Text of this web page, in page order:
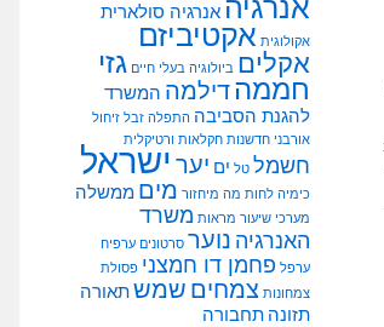
אנרגיה אנרגיה סולארית
אקולוגית אקטיביזם
אקלים ביולוגיה בעלי חיים גזי
חממהדילמה המשרד
להגנת הסביבה התפלה זבל זיחול
אורבני חדשנות חקלאות ורטיקלית
חשמל טל ים יער ישראל
כימיה לחות מה מיחזור מים ממשלה
מערכי שיעור מראות משרד
האנרגיה נוער סרטונים ערפיח
ערפל פחמן דו חמצני פסולת
צמחונות צמחים שמשתאורה
תזונה תחבורה